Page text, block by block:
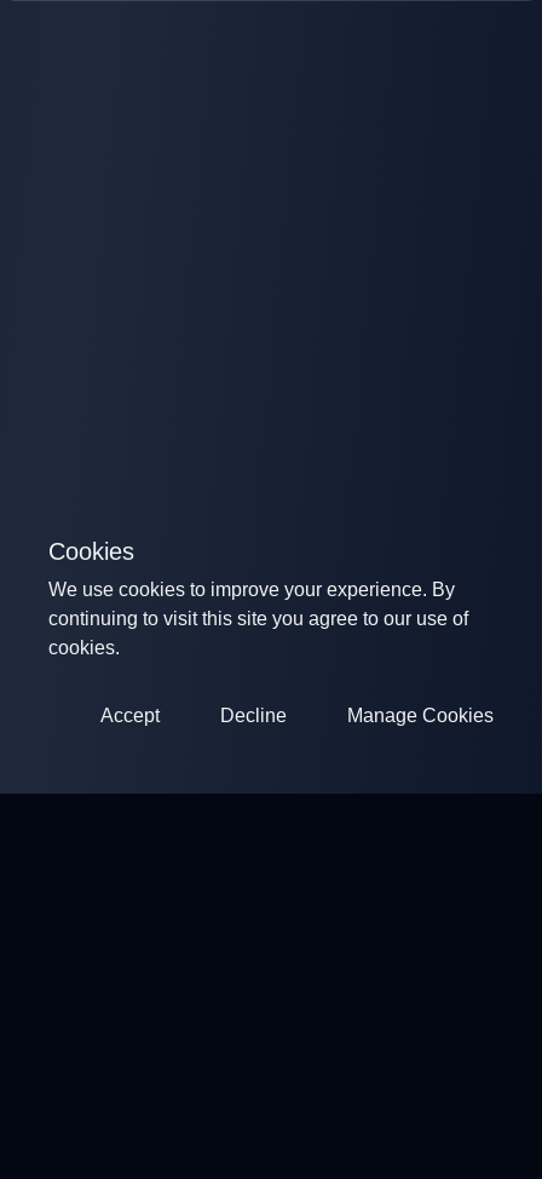
Cookies
We use cookies to improve your experience. By
continuing to visit this site you agree to our use of
cookies.
Accept Decline Manage Cookies